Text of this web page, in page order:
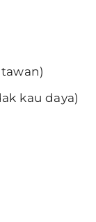
kau daya)